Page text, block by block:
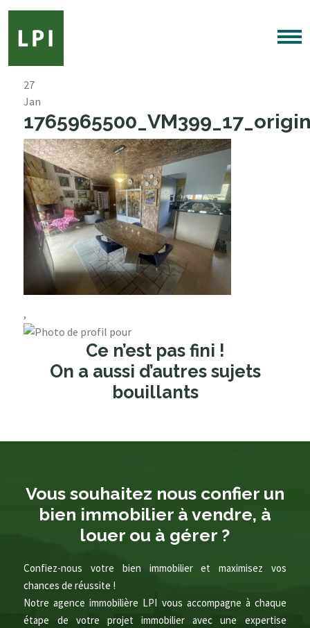
27
Jan
,
Ce n’est pas fini !
On a aussi d’autres sujets
bouillants
Vous souhaitez nous confier un
bien immobilier à vendre, à
louer ou à gérer ?
Confiez-nous votre bien immobilier et maximisez vos
chances de réussite !
Notre agence immobilière LPI vous accompagne à chaque
étape de votre projet immobilier avec une expertise